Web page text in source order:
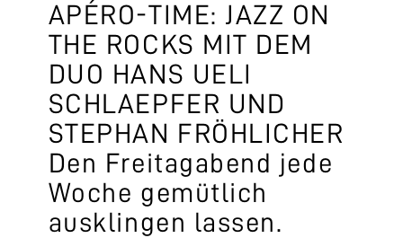
APÉRO-TIME: JAZZ ON
THE ROCKS MIT DEM
DUO HANS UELI
SCHLAEPFER UND
STEPHAN FRÖHLICHER
Den Freitagabend jede
Woche gemütlich
ausklingen lassen.